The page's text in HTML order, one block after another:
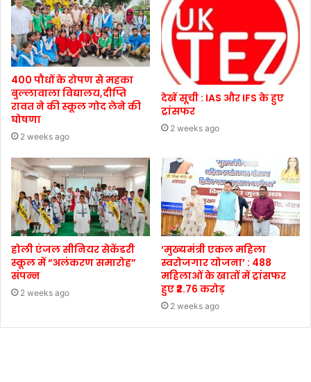
400 पौधों के रोपण से महका
बुल्लावाला विद्यालय,दीप्ति
रावत ने की स्कूल गोद लेने की
घोषणा
2 weeks ago
देखें सूची : IAS और IFS के हुए
ट्रांसफर
2 weeks ago
होली एंजल सीनियर सेकेंडरी
स्कूल में “अलंकरण समारोह”
संपन्न
2 weeks ago
‘मुख्यमंत्री एकल महिला
स्वरोजगार योजना’ : 488
महिलाओं के खातों में ट्रांसफर
हुए ₹2.76 करोड़
2 weeks ago